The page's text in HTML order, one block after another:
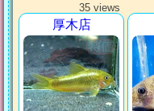
35 views
厚木店